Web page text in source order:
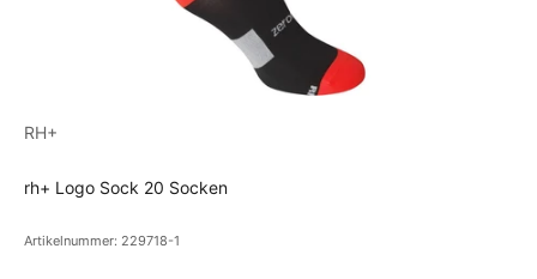
RH+
rh+ Logo Sock 20 Socken
Artikelnummer: 229718-1